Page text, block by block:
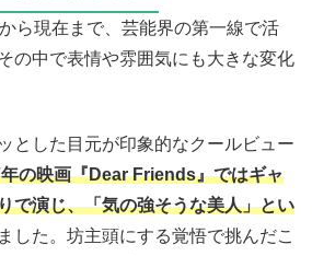
ら現在まで、芸能界の第一線で活
の中で表情や雰囲気にも大きな変化
とした目元が印象的なクールビュー
の映画『Dear Friends』ではギャ
で演じ、「気の強そうな美人」とい
した。坊主頭にする覚悟で挑んだこ